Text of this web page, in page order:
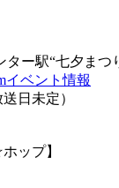
ー駅“七夕まつ
イベント情報
日未定）
ップ】